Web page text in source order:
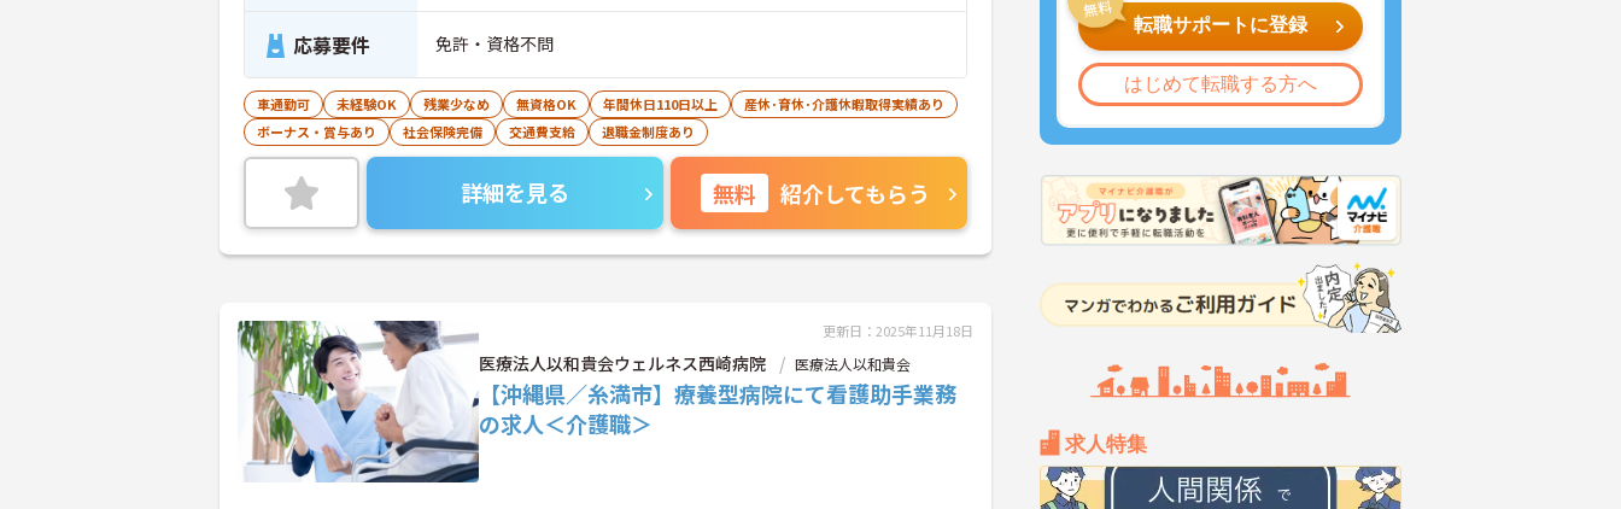
転職サポートに登録
はじめて転職する方へ
求人特集
応募要件 免許・資格不問
車通勤可 未経験OK 残業少なめ 無資格OK 年間休日110日以上
産休･育休･介護休暇取得実績あり
ボーナス・賞与あり
社会保険完備 交通費支給 退職金制度あり
詳細を見る 無料 紹介してもらう
更新日：2025年11月18日
医療法人以和貴会ウェルネス西崎病院 医療法人以和貴会
【沖縄県／糸満市】療養型病院にて看護助手業務
の求人＜介護職＞